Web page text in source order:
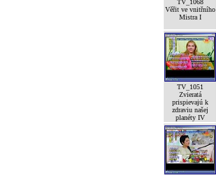
TV_1068
Věřit ve vnitřního
Mistra I
TV_1051
Zvieratá
prispievajú k
zdraviu našej
planéty IV